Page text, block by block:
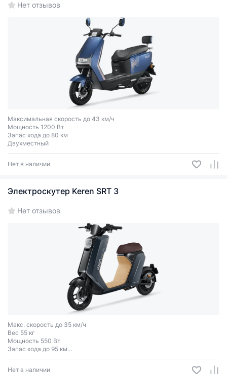
Нет отзывов
Максимальная скорость до 43 км/ч
Мощность 1200 Вт
Запас хода до 80 км
Двухместный
Нет в наличии
Электроскутер Keren SRT 3
Нет отзывов
Макс. скорость до 35 км/ч
Вес 55 кг
Мощность 550 Вт
Запас хода до 95 км
Грузоподъёмность до 75 кг
Нет в наличии